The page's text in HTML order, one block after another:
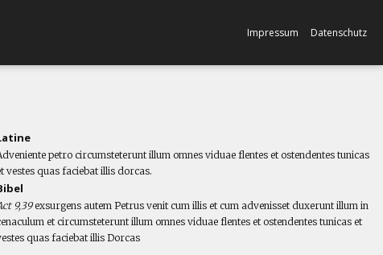
Impressum Datenschutz
petro circumsteterunt illum omnes viduae flentes et ostendentes tunicas
vestes quas faciebat illis dorcas.
9,39exsurgens autem Petrus venit cum illis et cum advenisset duxerunt illum in
et circumsteterunt illum omnes viduae flentes et ostendentes tunicas et
quas faciebat illis Dorcas